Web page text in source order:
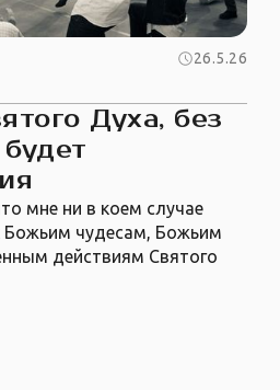
26.5.26
Духа, без
мне ни в коем случае
Божьим чудесам, Божьим
действиям Святого